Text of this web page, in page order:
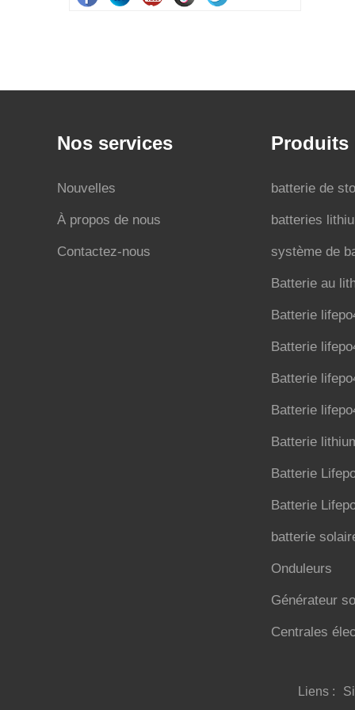
Nos services
Nouvelles
À propos de nous
Contactez-nous
Produits
batterie de
batteries
système de
Batterie au
Batterie
Batterie
Batterie
Batterie
Batterie
Batterie
Batterie
batterie
Onduleurs
Générateur
Centrales
Liens :